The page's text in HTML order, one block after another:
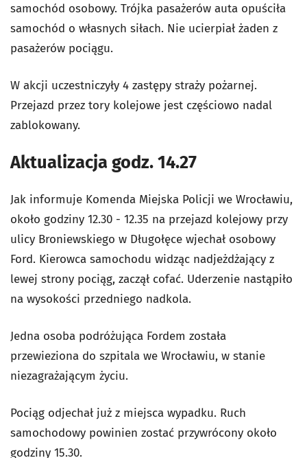
samochód osobowy. Trójka pasażerów auta opuściła
samochód o własnych siłach. Nie ucierpiał żaden z
pasażerów pociągu.
W akcji uczestniczyły 4 zastępy straży pożarnej.
Przejazd przez tory kolejowe jest częściowo nadal
zablokowany.
Aktualizacja godz. 14.27
Jak informuje Komenda Miejska Policji we Wrocławiu,
około godziny 12.30 - 12.35 na przejazd kolejowy przy
ulicy Broniewskiego w Długołęce wjechał osobowy
Ford. Kierowca samochodu widząc nadjeżdżający z
lewej strony pociąg, zaczął cofać. Uderzenie nastąpiło
na wysokości przedniego nadkola.
Jedna osoba podróżująca Fordem została
przewieziona do szpitala we Wrocławiu, w stanie
niezagrażającym życiu.
Pociąg odjechał już z miejsca wypadku. Ruch
samochodowy powinien zostać przywrócony około
godziny 15.30.